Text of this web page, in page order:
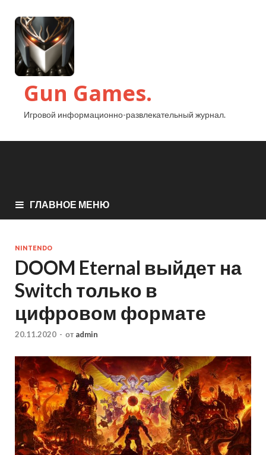
Gun Games.
Игровой информационно-развлекательный журнал.
ГЛАВНОЕ МЕНЮ
NINTENDO
DOOM Eternal выйдет на
Switch только в
цифровом формате
20.11.2020 - от admin